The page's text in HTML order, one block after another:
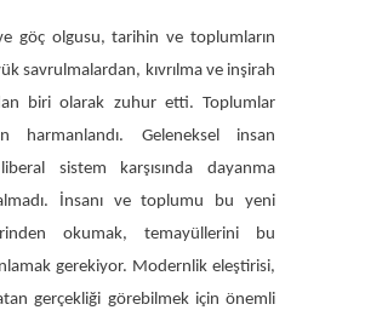
göç olgusu, tarihin ve toplumların
savrulmalardan, kıvrılma ve inşirah
biri olarak zuhur etti. Toplumlar
harmanlandı. Geleneksel insan
sistem karşısında dayanma
İnsanı ve toplumu bu yeni
okumak, temayüllerini bu
gerekiyor. Modernlik eleştirisi,
gerçekliği görebilmek için önemli